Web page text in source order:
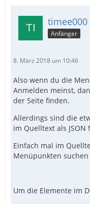
timee000
Anfänger
8. März 2018 um 10:46
Also wenn du die
Anmelden meinst,
der Seite finden.
Allerdings sind die
im Quelltext als
Einfach mal im
Menüpunkten
Um die Elemente im